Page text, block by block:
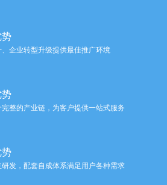
势
、企业转型升级提供最佳推广环境
势
完整的产业链，为客户提供一站式服务
势
研发，配套自成体系满足用户各种需求